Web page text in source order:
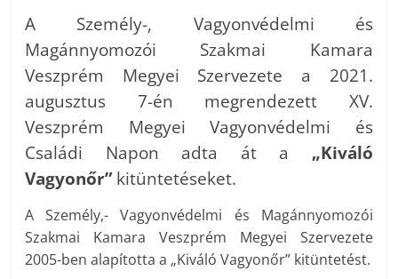
A Személy-, Vagyonvédelmi és
Magánnyomozói Szakmai Kamara
Veszprém Megyei Szervezete a 2021.
augusztus 7-én megrendezett XV.
Veszprém Megyei Vagyonvédelmi és
Családi Napon adta át a „Kiváló
Vagyonőr”kitüntetéseket.
A Személy,- Vagyonvédelmi és Magánnyomozói
Szakmai Kamara Veszprém Megyei Szervezete
2005-ben alapította a „Kiváló Vagyonőr” kitüntetést.